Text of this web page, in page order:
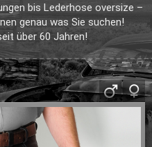
bis Lederhose oversize –
genau was Sie suchen!
über 60 Jahren!